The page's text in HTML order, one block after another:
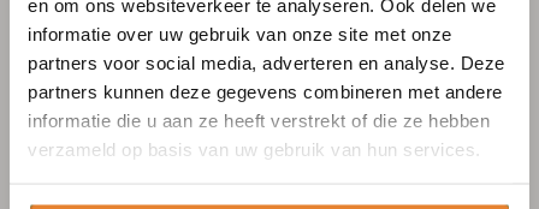
en om ons websiteverkeer te analyseren. Ook delen we
informatie over uw gebruik van onze site met onze
partners voor social media, adverteren en analyse. Deze
partners kunnen deze gegevens combineren met andere
informatie die u aan ze heeft verstrekt of die ze hebben
verzameld op basis van uw gebruik van hun services.
lente, je peux vous conseiller personnellement sur
la solution la plus adaptée à votre situation.
Se concentrer sur le bien-être des chevaux
Email*